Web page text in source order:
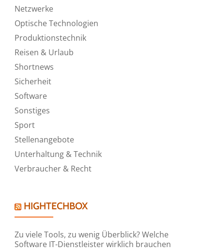
Netzwerke
Optische Technologien
Produktionstechnik
Reisen & Urlaub
Shortnews
Sicherheit
Software
Sonstiges
Sport
Stellenangebote
Unterhaltung & Technik
Verbraucher & Recht
HIGHTECHBOX
Zu viele Tools, zu wenig Überblick? Welche
Software IT-Dienstleister wirklich brauchen